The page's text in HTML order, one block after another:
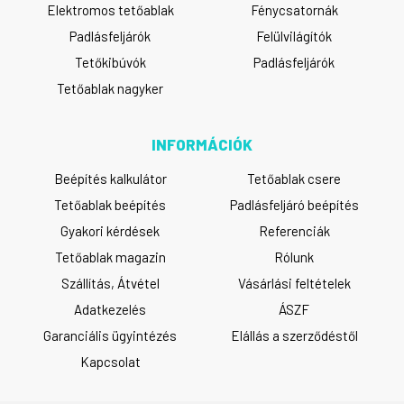
Elektromos tetőablak
Fénycsatornák
Padlásfeljárók
Felülvilágítók
Tetőkibúvók
Padlásfeljárók
Tetőablak nagyker
INFORMÁCIÓK
Beépítés kalkulátor
Tetőablak csere
Tetőablak beépítés
Padlásfeljáró beépítés
Gyakori kérdések
Referenciák
Tetőablak magazin
Rólunk
Szállítás, Átvétel
Vásárlási feltételek
Adatkezelés
ÁSZF
Garanciális ügyintézés
Elállás a szerződéstől
Kapcsolat